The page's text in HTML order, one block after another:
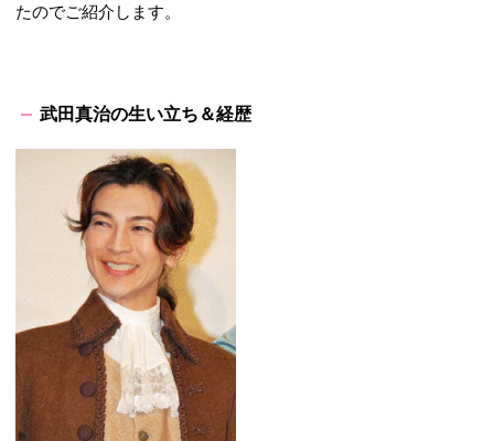
たのでご紹介します。
武田真治の生い立ち＆経歴